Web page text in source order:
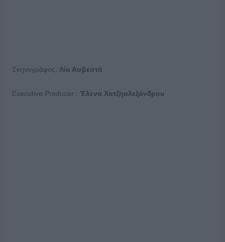
Σκηνογράφος: Λία Ασβεστά
Executive Producer : Έλενα Χατζηαλεξάνδρου